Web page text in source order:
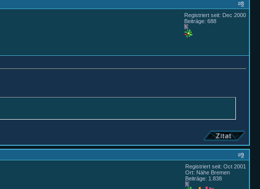
#8
Registriert seit: Dec 2000
Beiträge: 688
#9
Registriert seit: Oct 2001
Ort: Nähe Bremen
Beiträge: 1.838